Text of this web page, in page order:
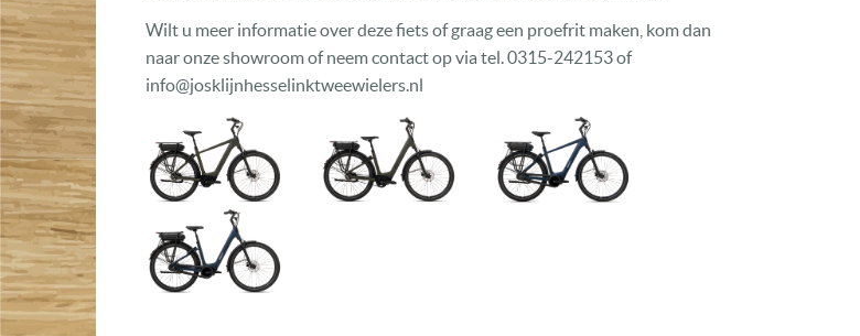
Wilt u meer informatie over deze fiets of graag een proefrit maken, kom dan
naar onze showroom of neem contact op via tel. 0315-242153 of
info@josklijnhesselinktweewielers.nl